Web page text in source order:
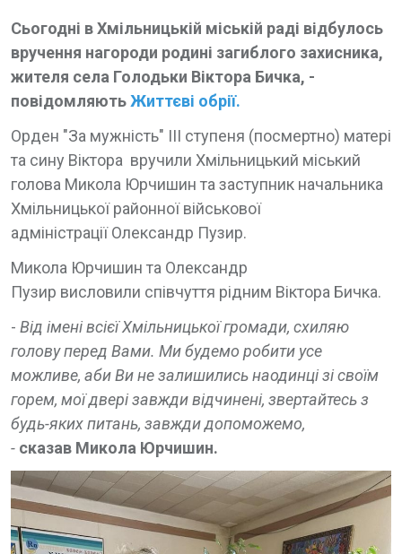
Сьогодні в Хмільницькій міській раді відбулось
вручення нагороди родині загиблого захисника,
жителя села Голодьки Віктора Бичка, -
повідомляютьЖиттєві обрії.
Орден "За мужність" ІІІ ступеня (посмертно) матері
та сину Віктора вручили Хмільницький міський
голова Микола Юрчишин та заступник начальника
Хмільницької районної військової
адміністрації Олександр Пузир.
Микола Юрчишин та Олександр
Пузир висловили співчуття рідним Віктора Бичка.
- Від імені всієї Хмільницької громади, схиляю
голову перед Вами. Ми будемо робити усе
можливе, аби Ви не залишились наодинці зі своїм
горем, мої двері завжди відчинені, звертайтесь з
будь-яких питань, завжди допоможемо,
- сказав Микола Юрчишин.